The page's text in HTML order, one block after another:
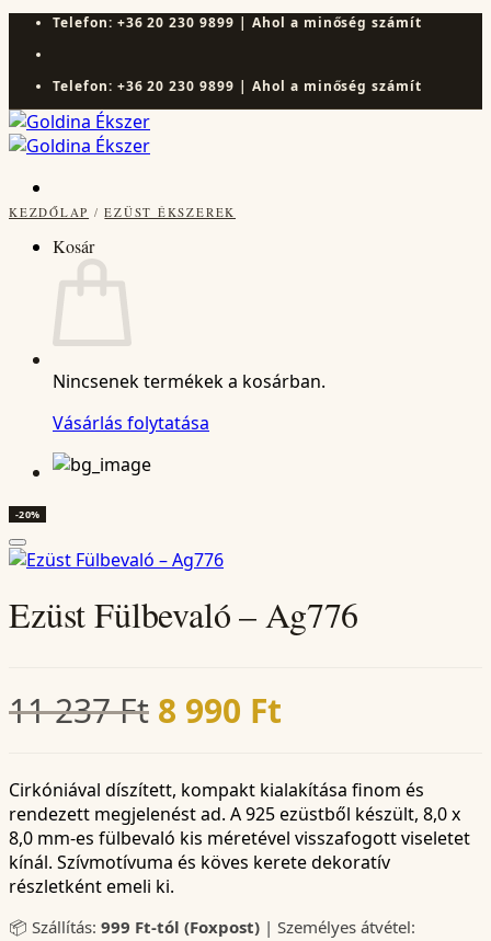
Skip
Telefon: +36 20 230 9899 | Ahol a minőség számít
Telefon: +36 20 230 9899 | Ahol a minőség számít
Kosár
Nincsenek termékek a kosárban.
Vásárlás folytatása
KEZDŐLAP / EZÜST ÉKSZEREK
-20%
Ezüst Fülbevaló – Ag776
11 237Ft Original
was:
11
237 Ft.
8 990 Ft
is:
8
Cirkóniával díszített, kompakt kialakítása finom és
rendezett megjelenést ad. A 925 ezüstből készült, 8,0 x
8,0 mm-es fülbevaló kis méretével visszafogott viseletet
kínál. Szívmotívuma és köves kerete dekoratív
részletként emeli ki.
📦 Szállítás: 999 Ft-tól (Foxpost) | Személyes átvétel: